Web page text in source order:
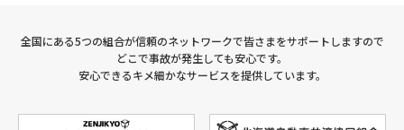
全国にある5つの組合が信頼のネットワークで皆さまをサポートしますので
どこで事故が発生しても安心です。
安心できるキメ細かなサービスを提供しています。